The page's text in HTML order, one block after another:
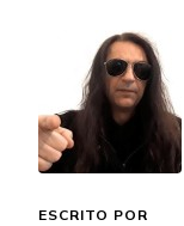
ESCRITO POR